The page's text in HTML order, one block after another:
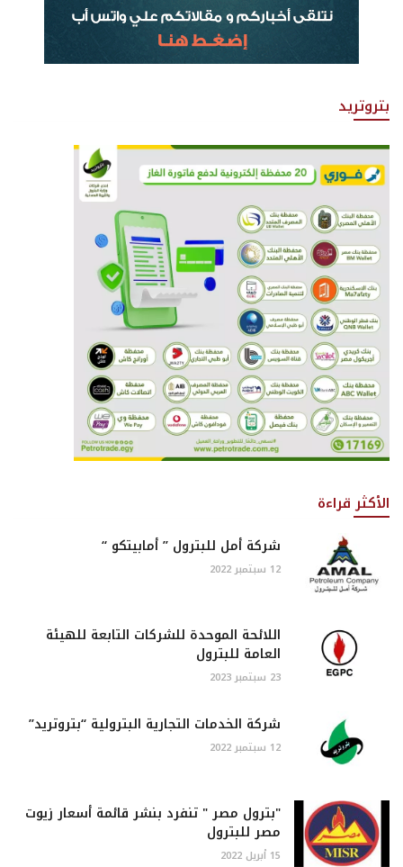
بتروتريد
الأكثر قراءة
شركة أمل للبترول ” أمابيتكو “
12 سبتمبر 2022
اللائحة الموحدة للشركات التابعة للهيئة
العامة للبترول
23 سبتمبر 2023
شركة الخدمات التجارية البترولية “بتروتريد”
12 سبتمبر 2022
"بترول مصر " تنفرد بنشر قائمة أسعار زيوت
مصر للبترول
15 أبريل 2022